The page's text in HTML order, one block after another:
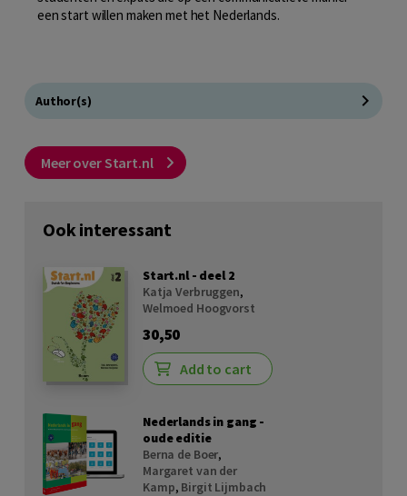
een start willen maken met het Nederlands.
Author(s)
Meer over Start.nl
Ook interessant
Start.nl - deel 2
Katja Verbruggen,
Welmoed Hoogvorst
30,50
Add to cart
Nederlands in gang -
oude editie
Berna de Boer,
Margaret van der
Kamp, Birgit Lijmbach